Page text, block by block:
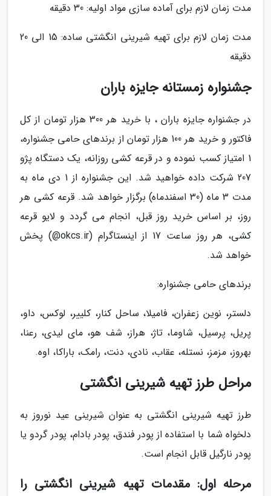
مدت زمان لازم برای آماده سازی مواد اولیه: 30 دقیقه
مدت زمان لازم برای تهیه شیرینی انگشتی ساده: 15 الی 20
دقیقه
جشنواره زمستانه جایزه باران
در جشنواره جایزه باران ، با خرید هر 300 هزار تومان از کل
فاکتور و خرید هر 100 هزار تومان از برندهای حامی جشنواره،
1 امتیاز کسب نموده و در قرعه کشی روزانه، یک دستگاه پژو
207 شرکت داده خواهید شد. این جشنواره از 1 دی ماه به
مدت 3 ماه (30 اسفندماه) برگزار خواهد شد. قرعه کشی هر
روز، بر اساس خرید روز قبل، انجام می گردد و لایو قرعه
کشی، هر روز ساعت 17 از اینستاگرام (okcs.ir@) پخش
خواهد شد.
برندهای حامی جشنواره:
دلستر، نوین زعفران، فامیلا، ساحل کنار، کلییر، لوکس، داو،
پریل، پرسیل، شاوما، تاژ، هراز، شف هو، مای لیدی، رعنا،
بهروز، مزمز، نستله، عقاب، نادی، دنت، رامک، باراکا، اوه.
مراحل طرز تهیه شیرینی انگشتی
طرز تهیه شیرینی انگشتی به عنوان شیرینی عید نوروز به
دلخواه شما با استفاده از پودر فندق، پودر بادام، پودر گردو یا
پودر نارگیل قابل انجام است.
مرحله اول: مقدمات تهیه شیرینی انگشتی را